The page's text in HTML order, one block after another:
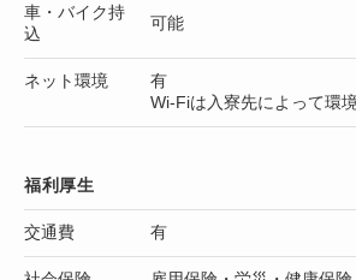
車・バイク持
込
可能
ネット環境
有
Wi-Fiは入寮先によって環
福利厚生
交通費 有